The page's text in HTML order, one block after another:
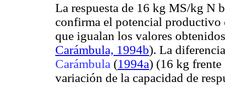
La respuesta de 16 kg MS/kg N
confirma el potencial productivo
que igualan los valores
Carámbula, 1994b). La
Carámbula (1994a) (16 kg frente
variación de la capacidad de